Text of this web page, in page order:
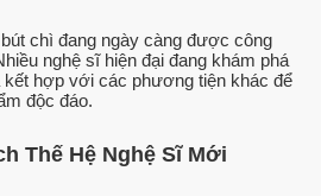
chì đang ngày càng được công
nghệ sĩ hiện đại đang khám phá
hợp với các phương tiện khác để
độc đáo.
Thế Hệ Nghệ Sĩ Mới